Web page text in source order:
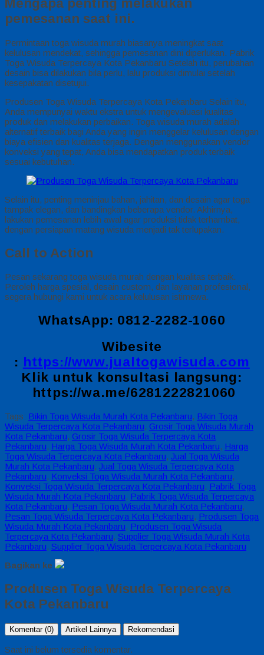
Mengapa penting melakukan
pemesanan saat ini.
Permintaan toga wisuda murah biasanya meningkat saat
kelulusan mendekat, sehingga pemesanan dini diperlukan. Pabrik
Toga Wisuda Terpercaya Kota Pekanbaru Setelah itu, perubahan
desain bisa dilakukan bila perlu, lalu produksi dimulai setelah
kesepakatan disetujui.
Produsen Toga Wisuda Terpercaya Kota Pekanbaru Selain itu,
Anda mempunyai waktu ekstra untuk mengevaluasi kualitas
produk dan melakukan perbaikan. Toga wisuda murah adalah
alternatif terbaik bagi Anda yang ingin menggelar kelulusan dengan
biaya efisien dan kualitas terjaga. Dengan menggunakan vendor
konveksi yang tepat, Anda bisa mendapatkan produk terbaik
sesuai kebutuhan.
Selain itu, penting meninjau bahan, jahitan, dan desain agar toga
tampak elegan, dan bandingkan beberapa vendor. Akhirnya,
lakukan pemesanan lebih awal agar produksi tidak terhambat,
dengan persiapan matang wisuda menjadi tak terlupakan.
Call to Action
Pesan sekarang toga wisuda murah dengan kualitas terbaik.
Peroleh harga spesial, desain custom, dan layanan profesional,
segera hubungi kami untuk acara kelulusan istimewa.
WhatsApp: 0812-2282-1060
Wibesite
: https://www.jualtogawisuda.com
Klik untuk konsultasi langsung:
https://wa.me/6281222821060
Tags: Bikin Toga Wisuda Murah Kota Pekanbaru, Bikin Toga
Wisuda Terpercaya Kota Pekanbaru, Grosir Toga Wisuda Murah
Kota Pekanbaru, Grosir Toga Wisuda Terpercaya Kota
Pekanbaru, Harga Toga Wisuda Murah Kota Pekanbaru, Harga
Toga Wisuda Terpercaya Kota Pekanbaru, Jual Toga Wisuda
Murah Kota Pekanbaru, Jual Toga Wisuda Terpercaya Kota
Pekanbaru, Konveksi Toga Wisuda Murah Kota Pekanbaru,
Konveksi Toga Wisuda Terpercaya Kota Pekanbaru, Pabrik Toga
Wisuda Murah Kota Pekanbaru, Pabrik Toga Wisuda Terpercaya
Kota Pekanbaru, Pesan Toga Wisuda Murah Kota Pekanbaru,
Pesan Toga Wisuda Terpercaya Kota Pekanbaru, Produsen Toga
Wisuda Murah Kota Pekanbaru, Produsen Toga Wisuda
Terpercaya Kota Pekanbaru, Supplier Toga Wisuda Murah Kota
Pekanbaru, Supplier Toga Wisuda Terpercaya Kota Pekanbaru
Bagikan ke
Produsen Toga Wisuda Terpercaya
Kota Pekanbaru
Komentar (0) Artikel Lainnya Rekomendasi
Saat ini belum tersedia komentar.